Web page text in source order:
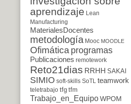
aprendizaje Lean
Manufacturing
MaterialesDocentes
metodología Mooc MOODLE
Ofimáticaprogramas
Publicaciones remotework
Reto21dias RRHH SAKAI
SIMIO soft-skills SoTL teamwork
teletrabajo tfg tfm
Trabajo_en_EquipoWPOM